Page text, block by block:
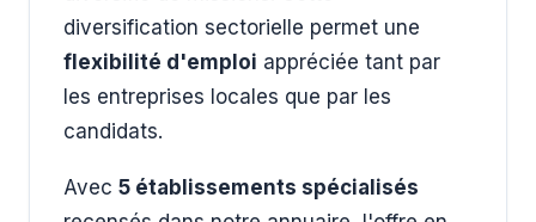
diversification sectorielle permet une
flexibilité d'emploi appréciée tant par
les entreprises locales que par les
candidats.
Avec 5 établissements spécialisés